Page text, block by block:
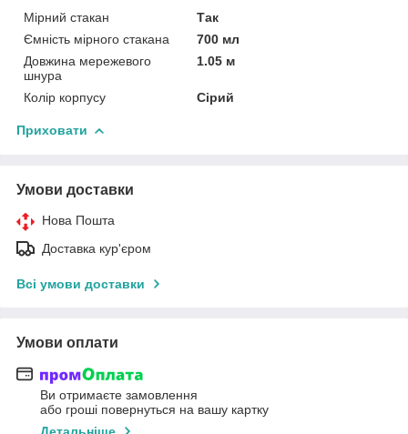
Мірний стакан
Так
Ємність мірного стакана
700 мл
Довжина мережевого
шнура
1.05 м
Колір корпусу Сірий
Приховати
Умови доставки
Нова Пошта
Доставка кур'єром
Всі умови доставки
Умови оплати
Ви отримаєте замовлення
або гроші повернуться на вашу картку